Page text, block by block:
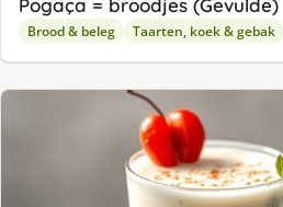
Brood & beleg Taarten, koek & gebak